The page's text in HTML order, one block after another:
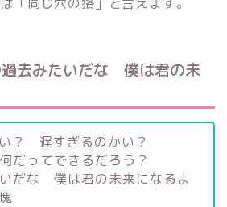
去みたいだな 僕は君の未
？ 遅すぎるのかい？
だってできるだろう？
だな 僕は君の未来になるよ